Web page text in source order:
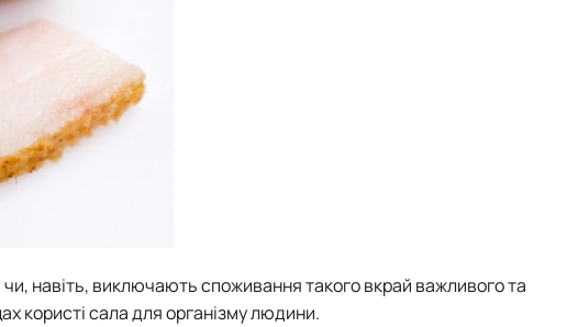
навіть, виключають споживання такого вкрай важливого та
користі сала для організму людини.